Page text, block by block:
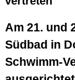
Am 21. und
Süd­bad in
Schwimm-